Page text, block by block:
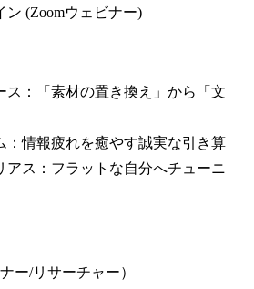
ン (Zoomウェビナー)
ス：「素材の置き換え」から「文
：情報疲れを癒やす誠実な引き算
アス：フラットな自分へチューニ
ー/リサーチャー）